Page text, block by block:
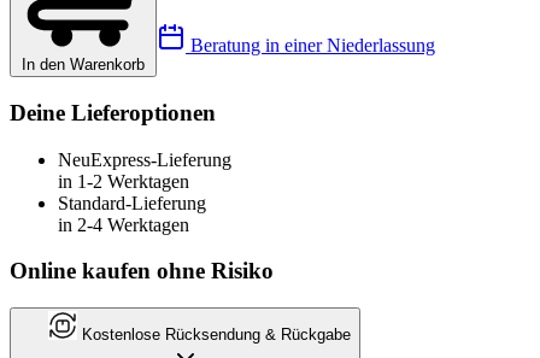
In den Warenkorb
Beratung in einer Niederlassung
Deine Lieferoptionen
NeuExpress-Lieferung
in 1-2 Werktagen
Standard-Lieferung
in 2-4 Werktagen
Online kaufen ohne Risiko
Kostenlose Rücksendung & Rückgabe